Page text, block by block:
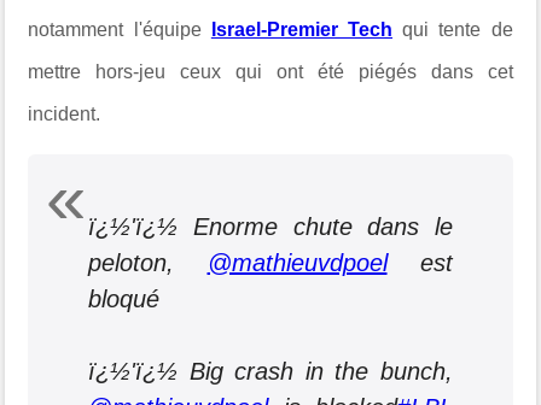
notamment l'équipe Israel-Premier Tech qui tente de
mettre hors-jeu ceux qui ont été piégés dans cet
incident.
ï¿½'ï¿½ Enorme chute dans le
peloton,
@mathieuvdpoelest
bloqué
ï¿½'ï¿½ Big crash in the bunch,